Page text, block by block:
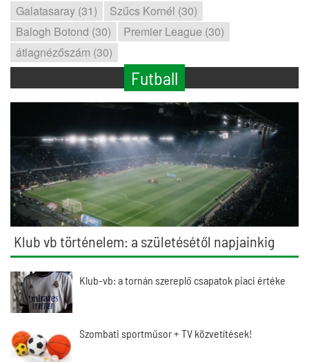
Galatasaray (31)
Szűcs Kornél (30)
Balogh Botond (30)
Premier League (30)
átlagnézőszám (30)
Futball
Klub vb történelem: a születésétől napjainkig
Klub-vb: a tornán szereplő csapatok piaci értéke
Szombati sportműsor + TV közvetítések!